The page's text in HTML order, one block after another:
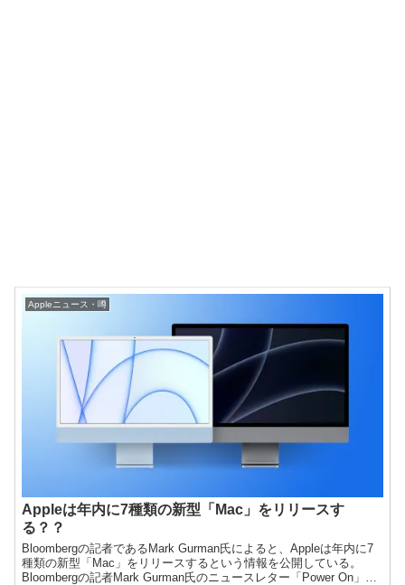
Appleニュース・噂
Appleは年内に7種類の新型「Mac」をリリースす
る？？
Bloombergの記者であるMark Gurman氏によると、Appleは年内に7
種類の新型「Mac」をリリースするという情報を公開している。
Bloombergの記者Mark Gurman氏のニュースレター「Power On」の